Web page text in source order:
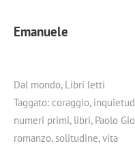
Emanuele
Dal mondo, Libri letti
Taggato: coraggio,
numeri primi, libri, Paolo
romanzo,solitudine,vita